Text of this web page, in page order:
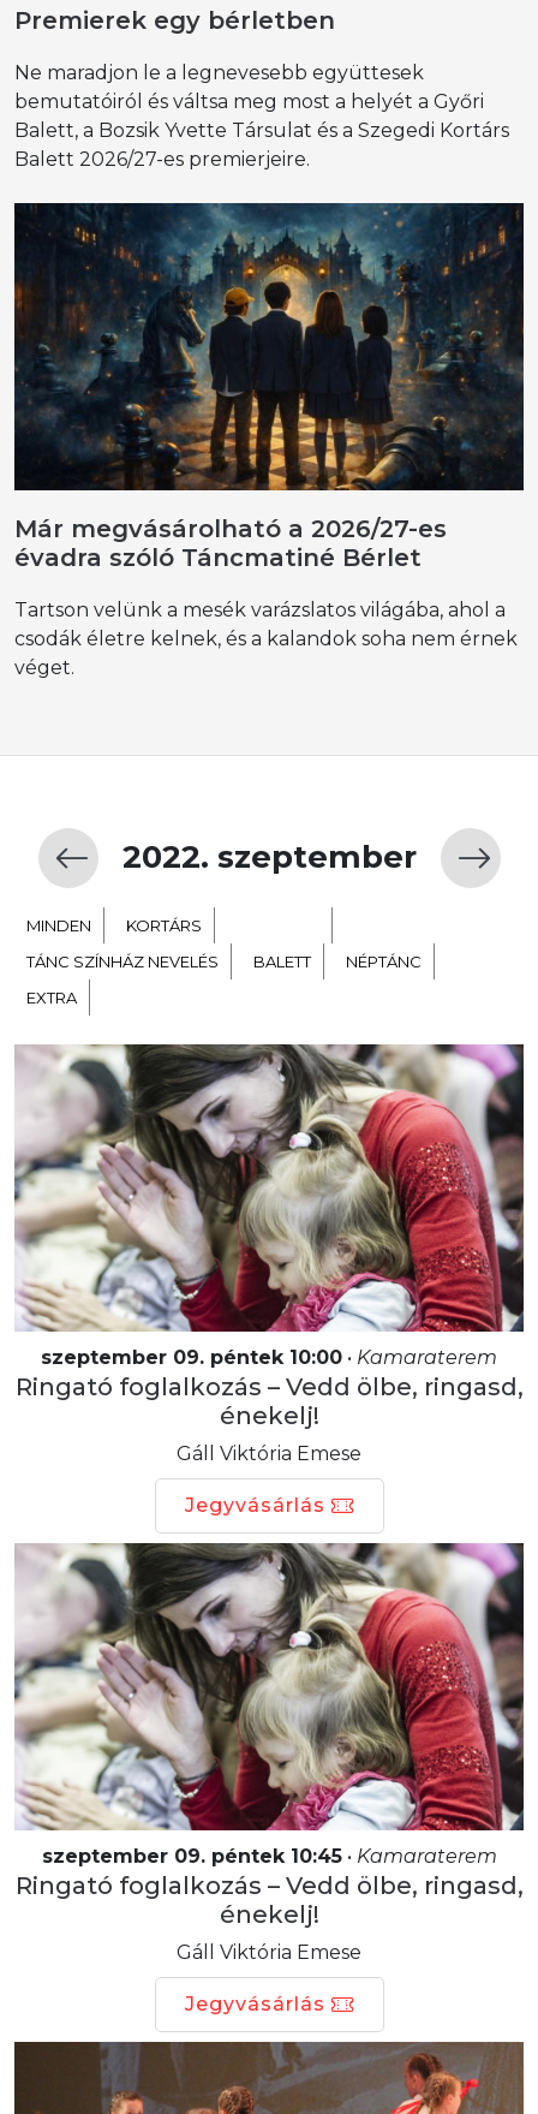
Premierek egy bérletben
Ne maradjon le a legnevesebb együttesek
bemutatóiról és váltsa meg most a helyét a Győri
Balett, a Bozsik Yvette Társulat és a Szegedi Kortárs
Balett 2026/27-es premierjeire.
Már megvásárolható a 2026/27-es
évadra szóló Táncmatiné Bérlet
Tartson velünk a mesék varázslatos világába, ahol a
csodák életre kelnek, és a kalandok soha nem érnek
véget.
2022. szeptember
MINDEN KORTÁRS
TÁNC SZÍNHÁZ NEVELÉS
BALETT
NÉPTÁNC
EXTRA
szeptember 09. péntek 10:00 • Kamaraterem
Ringató foglalkozás – Vedd ölbe, ringasd,
énekelj!
Gáll Viktória Emese
Jegyvásárlás
szeptember 09. péntek 10:45• Kamaraterem
Ringató foglalkozás – Vedd ölbe, ringasd,
énekelj!
Gáll Viktória Emese
Jegyvásárlás